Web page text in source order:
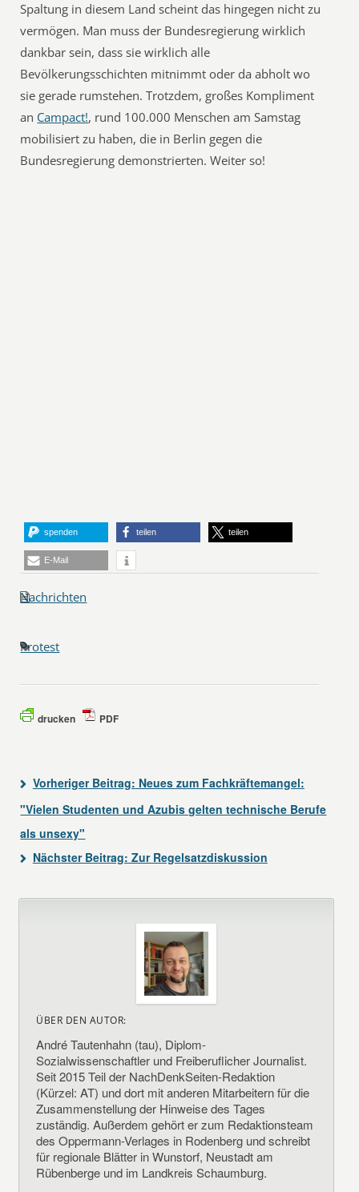
Spaltung in diesem Land scheint das hingegen nicht zu
vermögen. Man muss der Bundesregierung wirklich
dankbar sein, dass sie wirklich alle
Bevölkerungsschichten mitnimmt oder da abholt wo
sie gerade rumstehen. Trotzdem, großes Kompliment
an Campact!, rund 100.000 Menschen am Samstag
mobilisiert zu haben, die in Berlin gegen die
Bundesregierung demonstrierten. Weiter so!
spenden teilen teilen
E-Mail
Nachrichten
Protest
drucken PDF
Vorheriger Beitrag: Neues zum Fachkräftemangel:
"Vielen Studenten und Azubis gelten technische Berufe
als unsexy"
Nächster Beitrag: Zur Regelsatzdiskussion
ÜBER DEN AUTOR:
André Tautenhahn (tau), Diplom-
Sozialwissenschaftler und Freiberuflicher Journalist.
Seit 2015 Teil der NachDenkSeiten-Redaktion
(Kürzel: AT) und dort mit anderen Mitarbeitern für die
Zusammenstellung der Hinweise des Tages
zuständig. Außerdem gehört er zum Redaktionsteam
des Oppermann-Verlages in Rodenberg und schreibt
für regionale Blätter in Wunstorf, Neustadt am
Rübenberge und im Landkreis Schaumburg.